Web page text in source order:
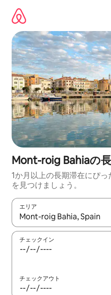
Mont-roig Bahiaの
1か月以上の長期滞在にぴ
を見つけましょう。
エリア
検索結果が表示されたら、
チェックイン
チェックアウト